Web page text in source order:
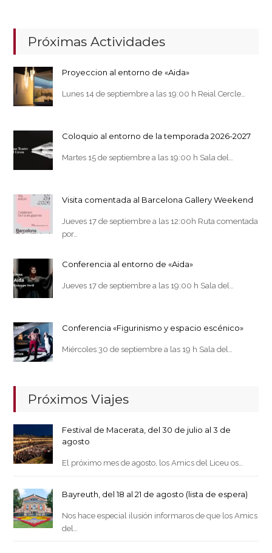
Próximas Actividades
Proyeccion al entorno de «Aida»
Lunes 14 de septiembre a las 19:00 h Reial Cercle…
Coloquio al entorno de la temporada 2026-2027
Martes 15 de septiembre a las 19:00 h Sala del…
Visita comentada al Barcelona Gallery Weekend
Jueves 17 de septiembre a las 12:00h Ruta comentada
por…
Conferencia al entorno de «Aida»
Jueves 17 de septiembre a las 19:00 h Sala del…
Conferencia «Figurinismo y espacio escénico»
Miércoles 30 de septiembre a las 19 h Sala del…
Próximos Viajes
Festival de Macerata, del 30 de julio al 3 de
agosto
El próximo mes de agosto, los Amics del Liceu os…
Bayreuth, del 18 al 21 de agosto (lista de espera)
Nos hace especial ilusión informaros de que los Amics
del…